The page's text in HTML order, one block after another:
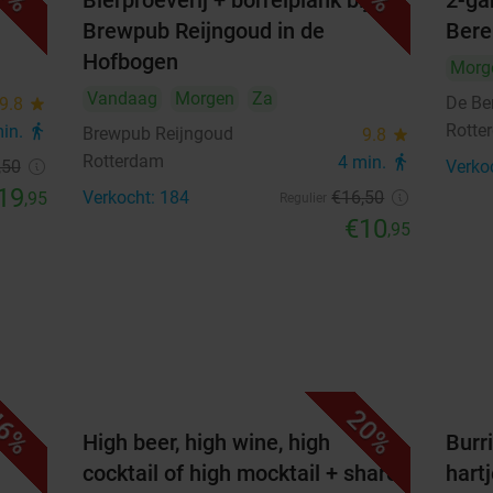
9.8 star
directions_walk
,95
Brewpub Reijngoud in de
Hofbogen
Vandaag Morgen
Za
Brewpub Reijngoud
9.8 star
Rotterdam 4 min. directions_walk
Verkocht: 184 €16,50
€10,95
De
20%
High beer, high wine, high
cocktail of high mocktail + shared
2
3 4 5
10 11 12 16
17 18 22 23
29 30
1 2 3 4 5 6
7 8 9 10 11 12 13